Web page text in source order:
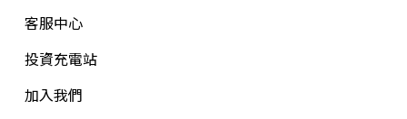
客服中心
投資充電站
加入我們